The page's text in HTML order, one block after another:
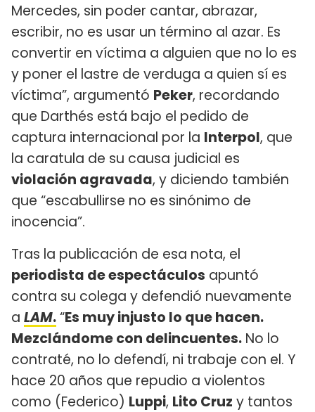
Mercedes, sin poder cantar, abrazar,
escribir, no es usar un término al azar. Es
convertir en víctima a alguien que no lo es
y poner el lastre de verduga a quien sí es
víctima”, argumentó Peker, recordando
que Darthés está bajo el pedido de
captura internacional por la Interpol, que
la caratula de su causa judicial es
violación agravada, y diciendo también
que “escabullirse no es sinónimo de
inocencia”.
Tras la publicación de esa nota, el
periodista de espectáculos apuntó
contra su colega y defendió nuevamente
a LAM.“Es muy injusto lo que hacen.
Mezclándome con delincuentes. No lo
contraté, no lo defendí, ni trabaje con el. Y
hace 20 años que repudio a violentos
como (Federico) Luppi, Lito Cruz y tantos